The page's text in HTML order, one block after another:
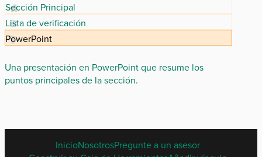
Sección Principal
Lista de verificación
PowerPoint
Una presentación en PowerPoint que resume los
puntos principales de la sección.
SPANISH
InicioNosotrosPregunte a un asesor